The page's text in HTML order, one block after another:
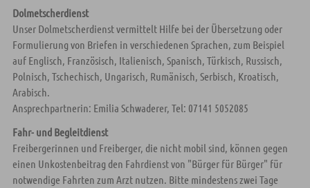
Dolmetscherdienst
Unser Dolmetscherdienst vermittelt Hilfe bei der Übersetzung oder
Formulierung von Briefen in verschiedenen Sprachen, zum Beispiel
auf Englisch, Französisch, Italienisch, Spanisch, Türkisch, Russisch,
Polnisch, Tschechisch, Ungarisch, Rumänisch, Serbisch, Kroatisch,
Arabisch.
Ansprechpartnerin: Emilia Schwaderer, Tel: 07141 5052085
Fahr- und Begleitdienst
Freibergerinnen und Freiberger, die nicht mobil sind, können gegen
einen Unkostenbeitrag den Fahrdienst von "Bürger für Bürger" für
notwendige Fahrten zum Arzt nutzen. Bitte mindestens zwei Tage